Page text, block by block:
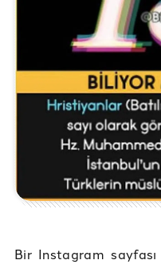
Bir Instagram